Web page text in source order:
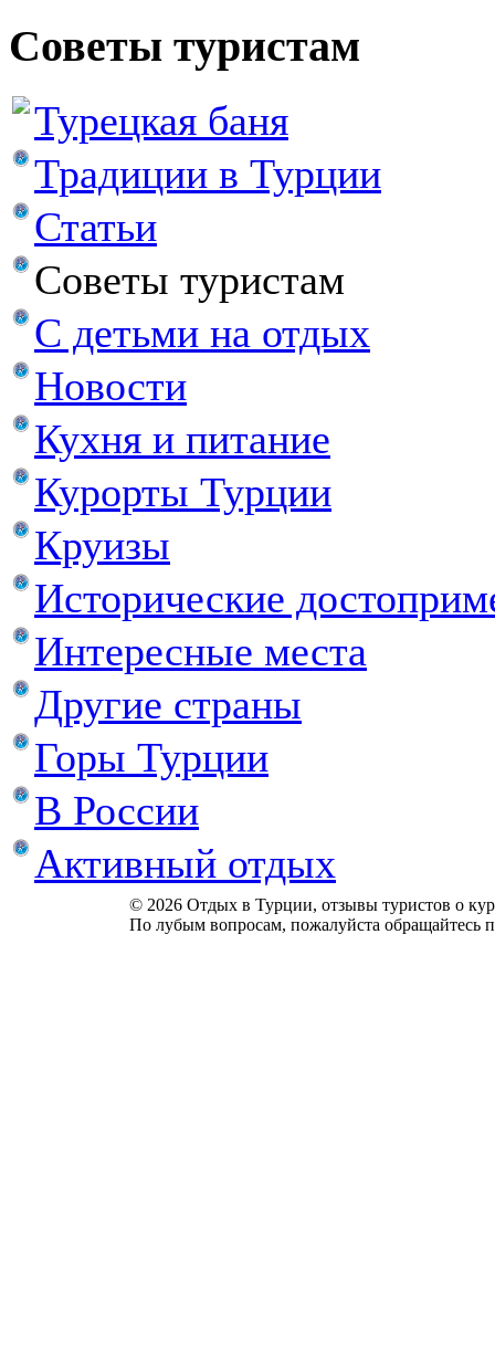
Советы туристам
Турецкая баня
Традиции в Турции
Статьи
Советы туристам
С детьми на отдых
Новости
Кухня и питание
Курорты Турции
Круизы
Исторические
Интересные места
Другие страны
Горы Турции
В России
Активный отдых
© 2026 Отдых в Турции, отзывы туристов о
По лубым вопросам, пожалуйста обращайтесь